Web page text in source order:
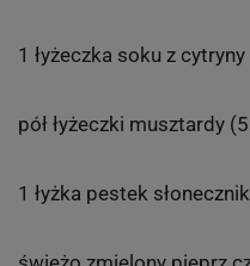
1 łyżeczka soku z
pół łyżeczki musztardy
1 łyżka pestek